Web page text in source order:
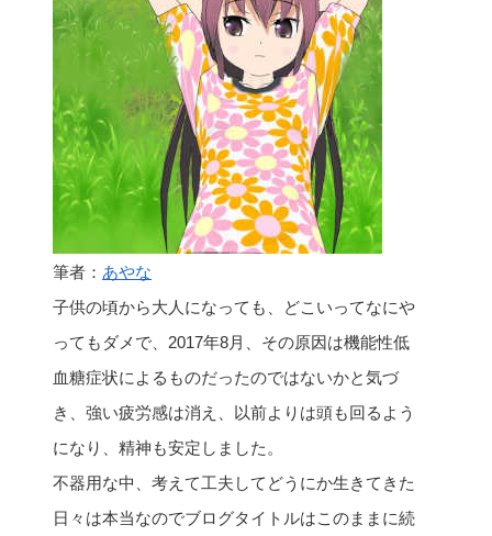
筆者： あやな
子供の頃から大人になっても、どこいってなにや
ってもダメで、2017年8月、その原因は機能性低
血糖症状によるものだったのではないかと気づ
き、強い疲労感は消え、以前よりは頭も回るよう
になり、精神も安定しました。
不器用な中、考えて工夫してどうにか生きてきた
日々は本当なのでブログタイトルはこのままに続